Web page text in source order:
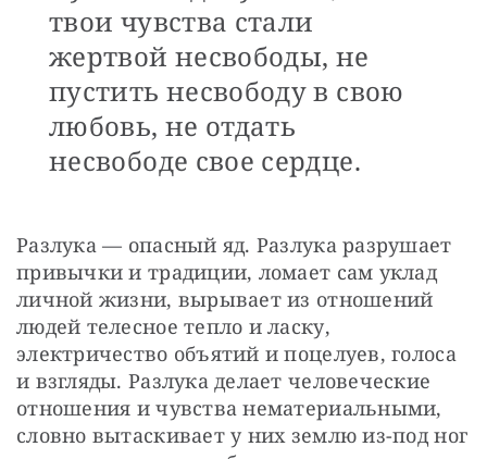
твои чувства стали
жертвой несвободы, не
пустить несвободу в свою
любовь, не отдать
несвободе свое сердце.
Разлука — опасный яд. Разлука разрушает
привычки и традиции, ломает сам уклад
личной жизни, вырывает из отношений
людей телесное тепло и ласку,
электричество объятий и поцелуев, голоса
и взгляды. Разлука делает человеческие
отношения и чувства нематериальными,
словно вытаскивает у них землю из-под ног